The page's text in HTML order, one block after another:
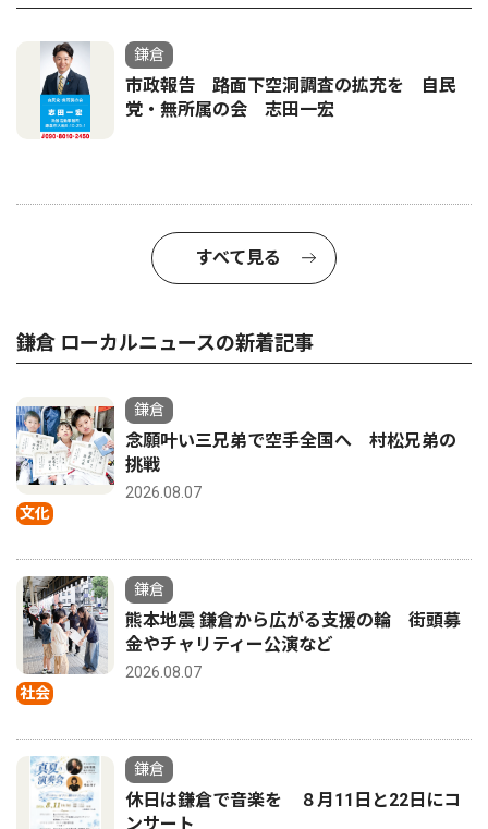
鎌倉
市政報告 路面下空洞調査の拡充を 自民
党・無所属の会 志田一宏
すべて見る
鎌倉 ローカルニュースの新着記事
文化
鎌倉
念願叶い三兄弟で空手全国へ 村松兄弟の
挑戦
2026.08.07
社会
鎌倉
熊本地震 鎌倉から広がる支援の輪 街頭募
金やチャリティー公演など
2026.08.07
鎌倉
休日は鎌倉で音楽を ８月11日と22日にコ
ンサート